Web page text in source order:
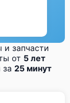
и запчасти
от 5 лет
25 минут